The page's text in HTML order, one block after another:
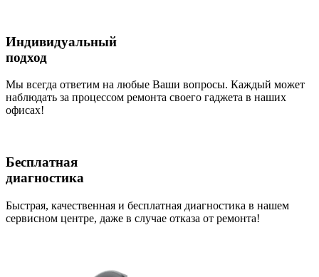
Индивидуальный
подход
Мы всегда ответим на любые Ваши вопросы. Каждый может
наблюдать за процессом ремонта своего гаджета в наших
офисах!
Бесплатная
диагностика
Быстрая, качественная и бесплатная диагностика в нашем
сервисном центре, даже в случае отказа от ремонта!